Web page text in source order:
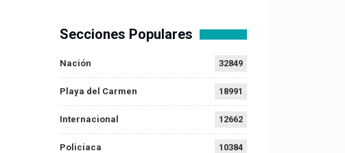
Secciones Populares
Nación 32849
Playa del Carmen 18991
Internacional 12662
Policiaca 10384